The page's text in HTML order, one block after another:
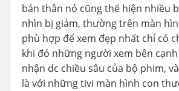
bản thân nó cũng thể hiện nhiều
nhìn bị giảm, thường trên màn
phù hợp để xem đẹp nhất chỉ có
khi đó những người xem bên
nhận dc chiều sâu của bộ phim,
là với những tivi màn hình con